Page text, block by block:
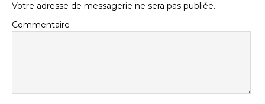
Votre adresse de messagerie ne sera pas publiée.
Commentaire